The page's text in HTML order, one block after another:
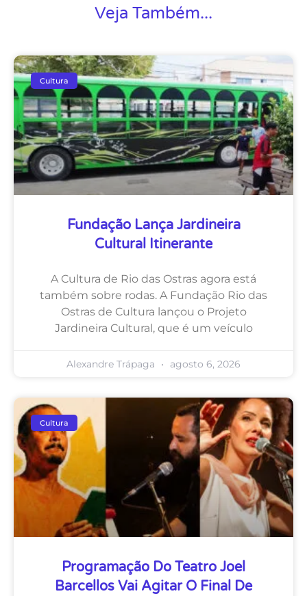
Veja Também...
Cultura
Fundação Lança Jardineira
Cultural Itinerante
A Cultura de Rio das Ostras agora está
também sobre rodas. A Fundação Rio das
Ostras de Cultura lançou o Projeto
Jardineira Cultural, que é um veículo
Alexandre Trápaga agosto 6, 2026
Cultura
Programação Do Teatro Joel
Barcellos Vai Agitar O Final De